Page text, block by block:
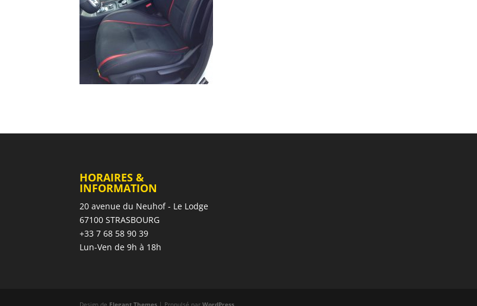
HORAIRES &
INFORMATION
20 avenue du Neuhof - Le Lodge
67100 STRASBOURG
+33 7 68 58 90 39
Lun-Ven de 9h à 18h
Design de Elegant Themes | Propulsé parWordPress